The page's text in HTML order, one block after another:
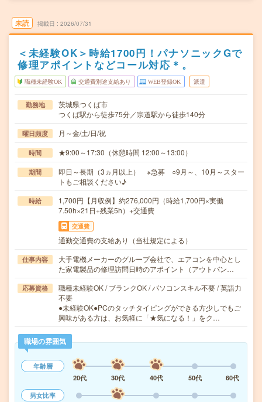
未読 掲載日 2026/07/31
＜未経験OK＞時給1700円！パナソニックGで
修理アポイントなどコール対応＊。
職種未経験OK 交通費別途支給あり WEB登録OK 派遣
勤務地
茨城県つくば市
つくば駅から徒歩75分／宗道駅から徒歩140分
曜日頻度 月～金/土/日/祝
時間 ★9:00～17:30（休憩時間 12:00～13:00）
期間
即日～長期（3ヵ月以上） ※急募 ○9月～、10月～スター
トもご相談ください♪
時給
1,700円【月収例】約276,000円（時給1,700円×実働
7.50h×21日+残業5h）+交通費
交通費
通勤交通費の支給あり（当社規定による）
仕事内容
大手電機メーカーのグループ会社で、エアコンを中心とし
た家電製品の修理訪問日時のアポイント（アウトバン…
応募資格
職種未経験OK / ブランクOK / パソコンスキル不要 / 英語力
不要
●未経験OK●PCのタッチタイピングができる方少しでもご
興味がある方は、お気軽に「★気になる！」をク…
職場の雰囲気
年齢層
20代
30代 40代 50代
60代
男女比率